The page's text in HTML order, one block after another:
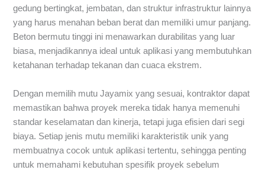
gedung bertingkat, jembatan, dan struktur infrastruktur lainnya
yang harus menahan beban berat dan memiliki umur panjang.
Beton bermutu tinggi ini menawarkan durabilitas yang luar
biasa, menjadikannya ideal untuk aplikasi yang membutuhkan
ketahanan terhadap tekanan dan cuaca ekstrem.
Dengan memilih mutu Jayamix yang sesuai, kontraktor dapat
memastikan bahwa proyek mereka tidak hanya memenuhi
standar keselamatan dan kinerja, tetapi juga efisien dari segi
biaya. Setiap jenis mutu memiliki karakteristik unik yang
membuatnya cocok untuk aplikasi tertentu, sehingga penting
untuk memahami kebutuhan spesifik proyek sebelum